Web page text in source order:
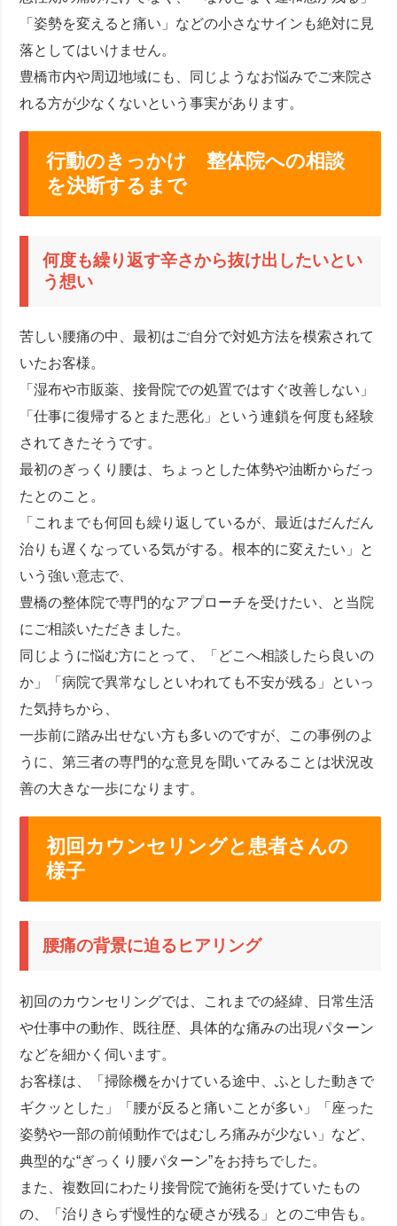
「姿勢を変えると痛い」などの小さなサインも絶対に見
落としてはいけません。
豊橋市内や周辺地域にも、同じようなお悩みでご来院さ
れる方が少なくないという事実があります。
行動のきっかけ 整体院への相談
を決断するまで
何度も繰り返す辛さから抜け出したいとい
う想い
苦しい腰痛の中、最初はご自分で対処方法を模索されて
いたお客様。
「湿布や市販薬、接骨院での処置ではすぐ改善しない」
「仕事に復帰するとまた悪化」という連鎖を何度も経験
されてきたそうです。
最初のぎっくり腰は、ちょっとした体勢や油断からだっ
たとのこと。
「これまでも何回も繰り返しているが、最近はだんだん
治りも遅くなっている気がする。根本的に変えたい」と
いう強い意志で、
豊橋の整体院で専門的なアプローチを受けたい、と当院
にご相談いただきました。
同じように悩む方にとって、「どこへ相談したら良いの
か」「病院で異常なしといわれても不安が残る」といっ
た気持ちから、
一歩前に踏み出せない方も多いのですが、この事例のよ
うに、第三者の専門的な意見を聞いてみることは状況改
善の大きな一歩になります。
初回カウンセリングと患者さんの
様子
腰痛の背景に迫るヒアリング
初回のカウンセリングでは、これまでの経緯、日常生活
や仕事中の動作、既往歴、具体的な痛みの出現パターン
などを細かく伺います。
お客様は、「掃除機をかけている途中、ふとした動きで
ギクッとした」「腰が反ると痛いことが多い」「座った
姿勢や一部の前傾動作ではむしろ痛みが少ない」など、
典型的な“ぎっくり腰パターン”をお持ちでした。
また、複数回にわたり接骨院で施術を受けていたもの
の、「治りきらず慢性的な硬さが残る」とのご申告も。